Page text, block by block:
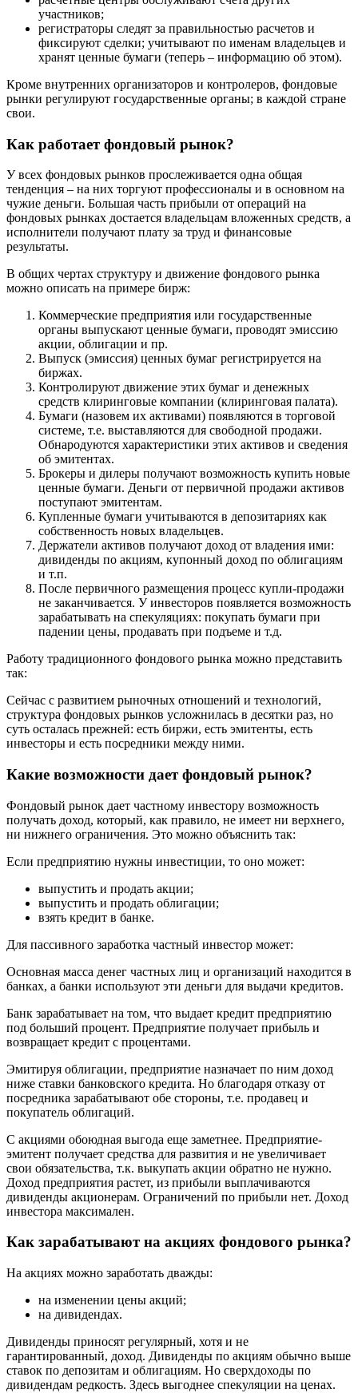
участников;
регистраторы следят за правильностью расчетов и
фиксируют сделки; учитывают по именам владельцев и
хранят ценные бумаги (теперь – информацию об этом).
Кроме внутренних организаторов и контролеров, фондовые
рынки регулируют государственные органы; в каждой стране
свои.
Как работает фондовый рынок?
У всех фондовых рынков прослеживается одна общая
тенденция – на них торгуют профессионалы и в основном на
чужие деньги. Большая часть прибыли от операций на
фондовых рынках достается владельцам вложенных средств, а
исполнители получают плату за труд и финансовые
результаты.
В общих чертах структуру и движение фондового рынка
можно описать на примере бирж:
Коммерческие предприятия или государственные
органы выпускают ценные бумаги, проводят эмиссию
акции, облигации и пр.
Выпуск (эмиссия) ценных бумаг регистрируется на
биржах.
Контролируют движение этих бумаг и денежных
средств клиринговые компании (клиринговая палата).
Бумаги (назовем их активами) появляются в торговой
системе, т.е. выставляются для свободной продажи.
Обнародуются характеристики этих активов и сведения
об эмитентах.
Брокеры и дилеры получают возможность купить новые
ценные бумаги. Деньги от первичной продажи активов
поступают эмитентам.
Купленные бумаги учитываются в депозитариях как
собственность новых владельцев.
Держатели активов получают доход от владения ими:
дивиденды по акциям, купонный доход по облигациям
и т.п.
После первичного размещения процесс купли-продажи
не заканчивается. У инвесторов появляется возможность
зарабатывать на спекуляциях: покупать бумаги при
падении цены, продавать при подъеме и т.д.
Работу традиционного фондового рынка можно представить
так:
Сейчас с развитием рыночных отношений и технологий,
структура фондовых рынков усложнилась в десятки раз, но
суть осталась прежней: есть биржи, есть эмитенты, есть
инвесторы и есть посредники между ними.
Какие возможности дает фондовый рынок?
Фондовый рынок дает частному инвестору возможность
получать доход, который, как правило, не имеет ни верхнего,
ни нижнего ограничения. Это можно объяснить так:
Если предприятию нужны инвестиции, то оно может:
выпустить и продать акции;
выпустить и продать облигации;
взять кредит в банке.
Для пассивного заработка частный инвестор может:
Основная масса денег частных лиц и организаций находится в
банках, а банки используют эти деньги для выдачи кредитов.
Банк зарабатывает на том, что выдает кредит предприятию
под больший процент. Предприятие получает прибыль и
возвращает кредит с процентами.
Эмитируя облигации, предприятие назначает по ним доход
ниже ставки банковского кредита. Но благодаря отказу от
посредника зарабатывают обе стороны, т.е. продавец и
покупатель облигаций.
С акциями обоюдная выгода еще заметнее. Предприятие-
эмитент получает средства для развития и не увеличивает
свои обязательства, т.к. выкупать акции обратно не нужно.
Доход предприятия растет, из прибыли выплачиваются
дивиденды акционерам. Ограничений по прибыли нет. Доход
инвестора максимален.
Как зарабатывают на акциях фондового рынка?
На акциях можно заработать дважды:
на изменении цены акций;
на дивидендах.
Дивиденды приносят регулярный, хотя и не
гарантированный, доход. Дивиденды по акциям обычно выше
ставок по депозитам и облигациям. Но сверхдоходы по
дивидендам редкость. Здесь выгоднее спекуляции на ценах.